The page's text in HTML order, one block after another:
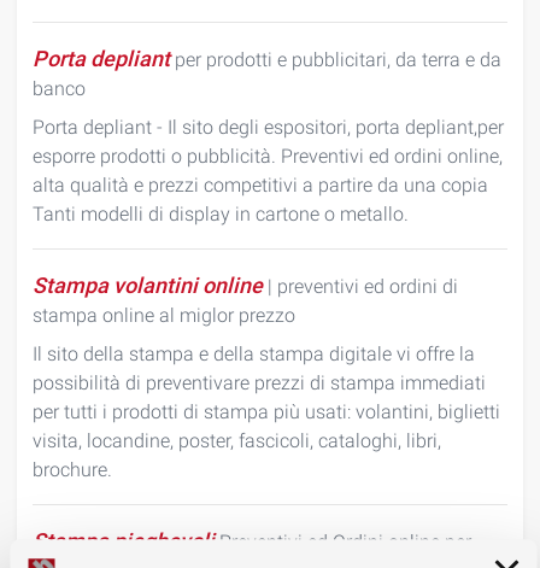
Porta depliantper prodotti e pubblicitari, da terra e da
banco
Porta depliant - Il sito degli espositori, porta depliant,per
esporre prodotti o pubblicità. Preventivi ed ordini online,
alta qualità e prezzi competitivi a partire da una copia
Tanti modelli di display in cartone o metallo.
Stampa volantini online| preventivi ed ordini di
stampa online al miglor prezzo
Il sito della stampa e della stampa digitale vi offre la
possibilità di preventivare prezzi di stampa immediati
per tutti i prodotti di stampa più usati: volantini, biglietti
visita, locandine, poster, fascicoli, cataloghi, libri,
brochure.
Stampa pieghevoliPreventivi ed Ordini online per